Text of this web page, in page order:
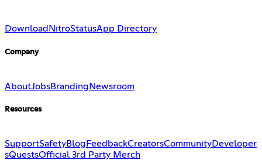
Download NitroStatusApp Directory
Company
AboutJobsBranding Newsroom
Resources
SupportSafetyBlog FeedbackCreatorsCommunityDeveloper
sQuestsOfficial 3rd Party Merch